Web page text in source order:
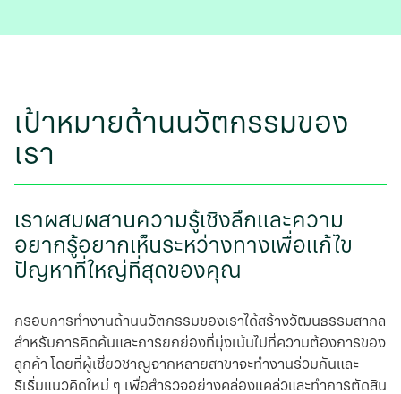
เป้าหมายด้านนวัตกรรมของ
เรา
เราผสมผสานความรู้เชิงลึกและความ
อยากรู้อยากเห็นระหว่างทางเพื่อแก้ไข
ปัญหาที่ใหญ่ที่สุดของคุณ
กรอบการทํางานด้านนวัตกรรมของเราได้สร้างวัฒนธรรมสากล
สำหรับการคิดค้นและการยกย่องที่มุ่งเน้นไปที่ความต้องการของ
ลูกค้า โดยที่ผู้เชี่ยวชาญจากหลายสาขาจะทํางานร่วมกันและ
ริเริ่มแนวคิดใหม่ ๆ เพื่อสํารวจอย่างคล่องแคล่วและทําการตัดสิน